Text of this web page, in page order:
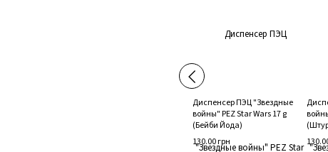
Диспенсер ПЭЦ "Звездные
войны" PEZ Star Wars 17 g
(Бейби Йода)
130.00 грн